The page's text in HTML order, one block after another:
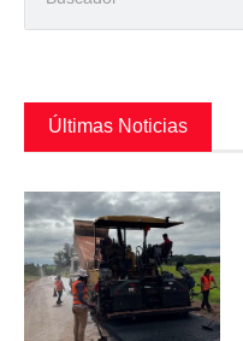
Últimas Noticias